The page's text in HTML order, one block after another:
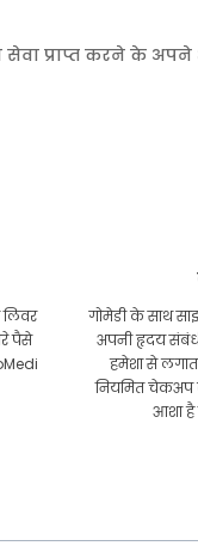
सेवा प्राप्त करने के
पैसे
गोमेडी के साथ
अपनी हृदय
हमेशा से
नियमित चेकअप
आशा है